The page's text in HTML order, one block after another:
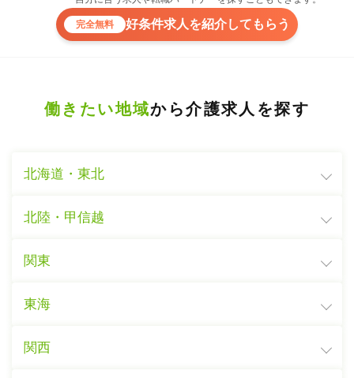
完全無料 好条件求人を紹介してもらう
働きたい地域から介護求人を探す
北海道・東北
北陸・甲信越
関東
東海
関西